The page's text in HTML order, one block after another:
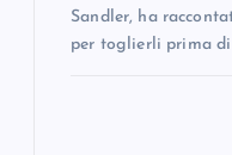
Sandler, ha
per toglierli prima